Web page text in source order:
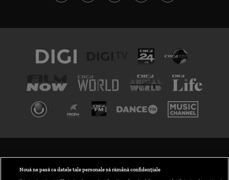
Nouă ne pasă ca datele tale personale să rămână confidențiale